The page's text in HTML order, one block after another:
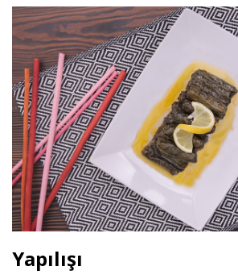
Yapılışı